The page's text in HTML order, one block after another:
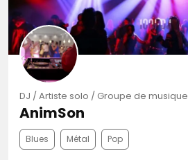
DJ / Artiste solo / Groupe de musique
AnimSon
Blues Métal Pop